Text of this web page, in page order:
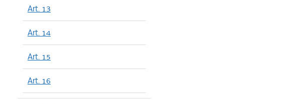
Art. 13
Art. 14
Art. 15
Art. 16